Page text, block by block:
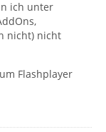
ich unter
nicht) nicht
Flashplayer